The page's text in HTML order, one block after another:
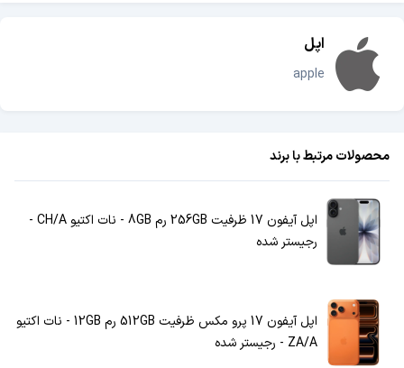
اپل
apple
محصولات مرتبط با برند
اپل آیفون 17 ظرفیت 256GB رم 8GB - نات اکتیو CH/A -
رجیستر شده
اپل آیفون 17 پرو مکس ظرفیت 512GB رم 12GB - نات اکتیو
ZA/A - رجیستر شده